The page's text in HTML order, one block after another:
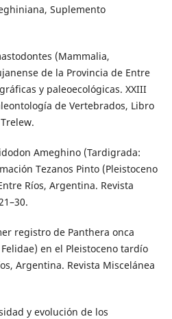
Suplemento
(Mammalia,
de la Provincia de Entre
y paleoecológicas. XXIII
de Vertebrados, Libro
Ameghino (Tardigrada:
Tezanos Pinto (Pleistoceno
Ríos, Argentina. Revista
registro de Panthera onca
en el Pleistoceno tardío
Argentina. Revista Miscelánea
y evolución de los